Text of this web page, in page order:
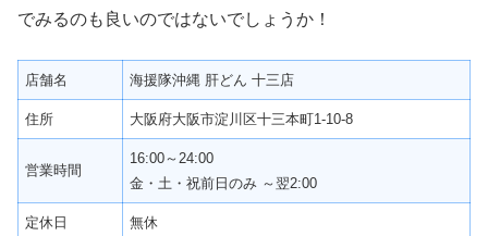
でみるのも良いのではないでしょうか！
店舗名 海援隊沖縄 肝どん 十三店
住所 大阪府大阪市淀川区十三本町1-10-8
営業時間
16:00～24:00
金・土・祝前日のみ ～翌2:00
定休日 無休